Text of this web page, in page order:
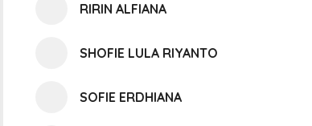
RIRIN ALFIANA
SHOFIE LULA RIYANTO
SOFIE ERDHIANA